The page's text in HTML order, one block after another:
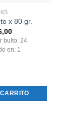
x 80 gr.
bulto: 24
en: 1